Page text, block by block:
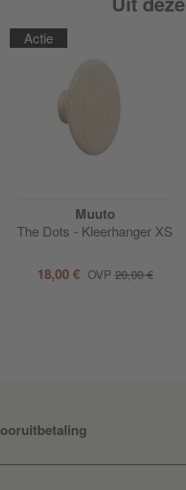
Actie
Muuto
The Dots - Kleerhanger XS
18,00 € OVP20,00 €